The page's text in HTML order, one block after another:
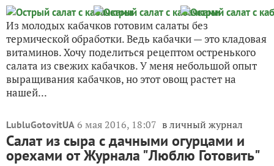
Из молодых кабачков готовим салаты без
термической обработки. Ведь кабачки — это кладовая
витаминов. Хочу поделиться рецептом остренького
салата из свежих кабачков. У меня небольшой опыт
выращивания кабачков, но этот овощ растет на
нашей...
LubluGotovitUA 6 мая 2016, 18:07 в личный журнал
Салат из сыра с дачными огурцами и
орехами от Журнала "Люблю Готовить"